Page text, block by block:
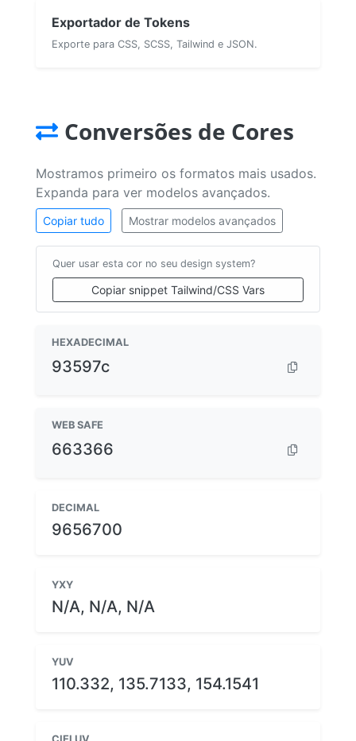
Exportador de Tokens
Exporte para CSS, SCSS, Tailwind e JSON.
Conversões de Cores
Mostramos primeiro os formatos mais usados.
Expanda para ver modelos avançados.
Copiar tudo Mostrar modelos avançados
Quer usar esta cor no seu design system?
Copiar snippet Tailwind/CSS Vars
HEXADECIMAL
93597c
WEB SAFE
663366
DECIMAL
9656700
YXY
N/A, N/A, N/A
YUV
110.332, 135.7133, 154.1541
CIELUV